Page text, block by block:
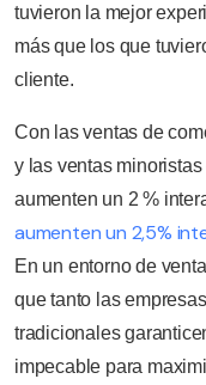
tuvieron la mejor
más que los que
cliente.
Con las ventas de
y las ventas
aumenten un 2 %
aumenten un 2,5%
En un entorno de
que tanto las
tradicionales
impecable para